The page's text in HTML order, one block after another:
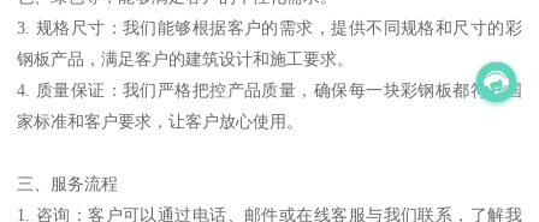
3. 规格尺寸：我们能够根据客户的需求，提供不同规格和尺寸的彩
钢板产品，满足客户的建筑设计和施工要求。
4. 质量保证：我们严格把控产品质量，确保每一块彩钢板都符合国
家标准和客户要求，让客户放心使用。
三、服务流程
1. 咨询：客户可以通过电话、邮件或在线客服与我们联系，了解我